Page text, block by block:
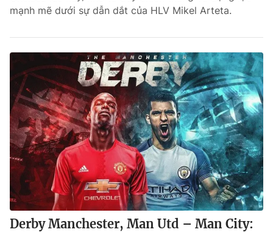
mạnh mẽ dưới sự dẫn dắt của HLV Mikel Arteta.
Derby Manchester, Man Utd – Man City: